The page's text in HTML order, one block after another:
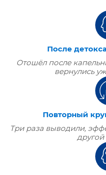
После
Отошёл после
вернулись
Повторный
Три раза выводили,